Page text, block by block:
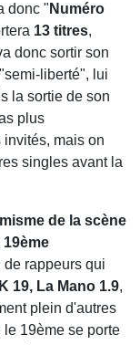
donc " Numéro
13 titres,
donc sortir son
liberté", lui
la sortie de son
plus
mais on
singles avant la
de la scène
rappeurs qui
19, La Mano 1.9,
plein d'autres
19ème se porte